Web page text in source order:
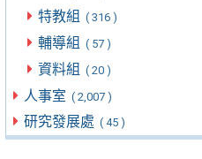
特教組 ( 316 )
輔導組 ( 57 )
資料組 ( 20 )
人事室 ( 2,007 )
研究發展處 ( 45 )